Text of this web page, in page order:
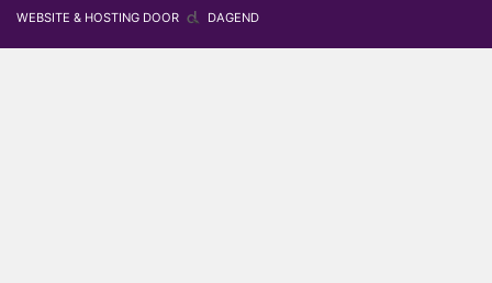
WEBSITE & HOSTING DOOR DAGEND